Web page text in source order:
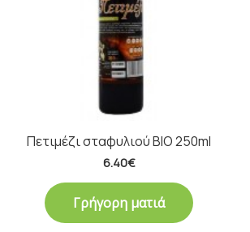
Πετιμέζι σταφυλιού ΒΙΟ 250ml
6.40€
Γρήγορη ματιά